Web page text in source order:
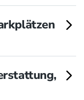
unserer
sicher